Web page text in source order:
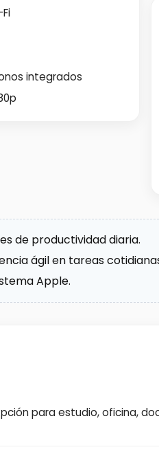
integrados
de productividad diaria.
ágil en tareas
Apple.
para estudio, oficina,